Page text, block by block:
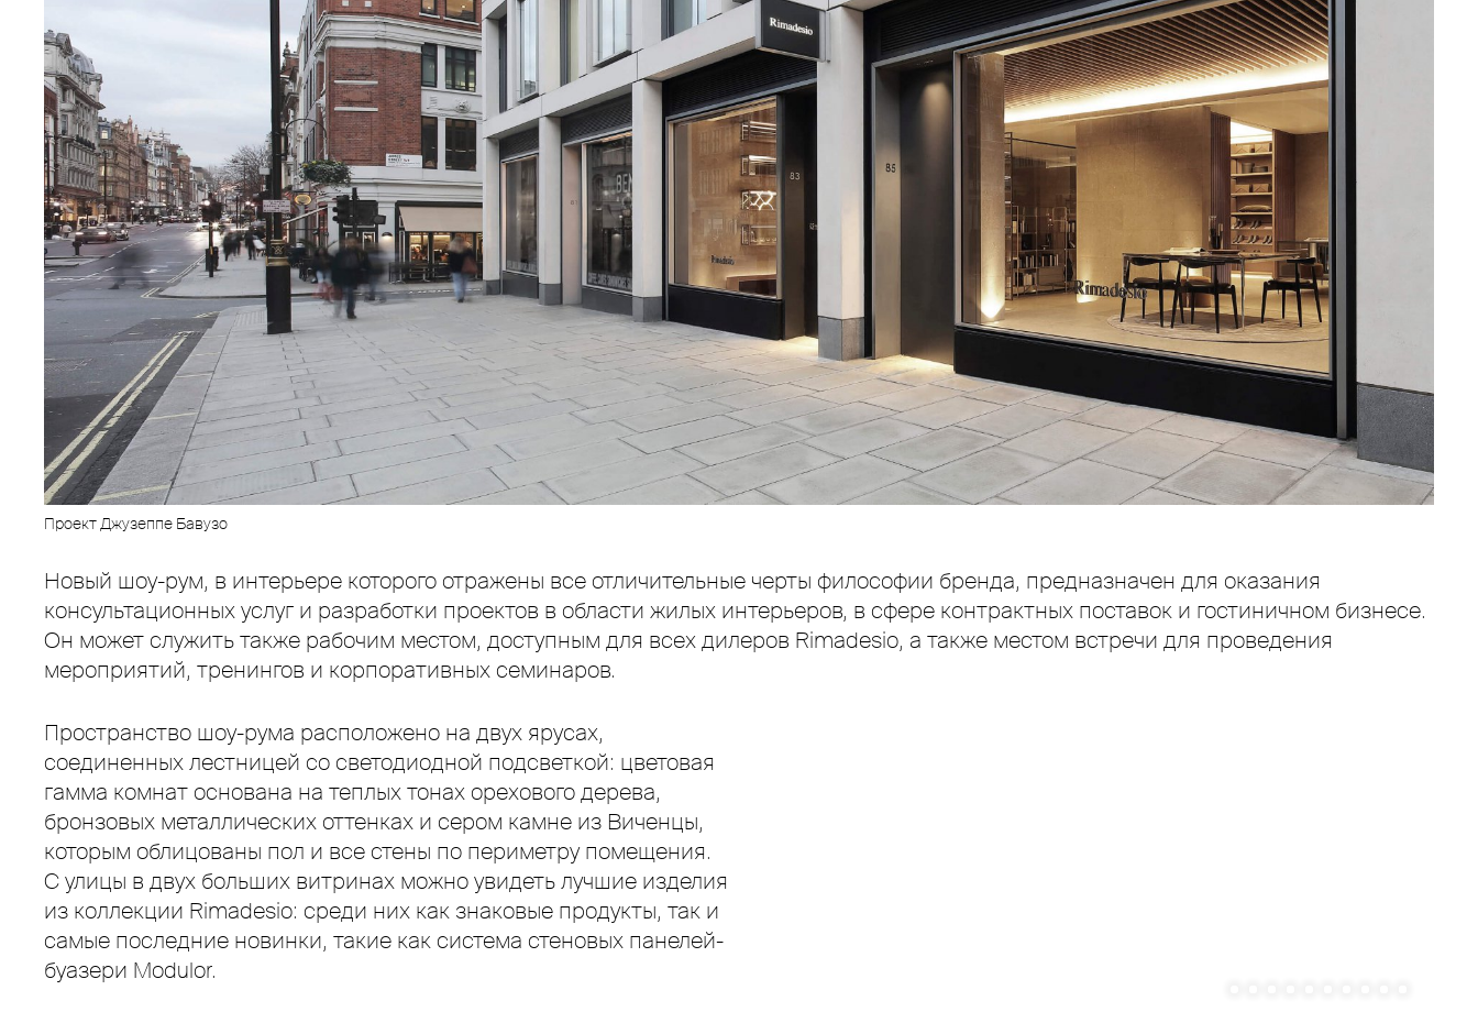
Проект Джузеппе Бавузо
Новый шоу-рум, в интерьере которого отражены все отличительные черты философии бренда, предназначен для оказания
консультационных услуг и разработки проектов в области жилых интерьеров, в сфере контрактных поставок и гостиничном бизнесе.
Он может служить также рабочим местом, доступным для всех дилеров Rimadesio, а также местом встречи для проведения
мероприятий, тренингов и корпоративных семинаров.
Пространство шоу-рума расположено на двух ярусах,
соединенных лестницей со светодиодной подсветкой: цветовая
гамма комнат основана на теплых тонах орехового дерева,
бронзовых металлических оттенках и сером камне из Виченцы,
которым облицованы пол и все стены по периметру помещения.
С улицы в двух больших витринах можно увидеть лучшие изделия
из коллекции Rimadesio: среди них как знаковые продукты, так и
самые последние новинки, такие как система стеновых панелей-
буазери Modulor.